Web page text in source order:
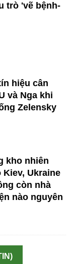
trò 'vẽ bệnh-
hiệu cân
và Nga khi
Zelensky
kho nhiên
Kiev, Ukraine
còn nhà
nào nguyên